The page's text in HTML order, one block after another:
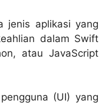
jenis aplikasi yang
dalam Swift
atau JavaScript
(UI) yang